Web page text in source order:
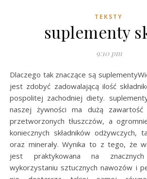
TEKSTY
suplementy
9:10 pm
Dlaczego tak znaczące są suplementyWielu osobom ciężko
jest zdobyć zadowalającą ilość
pospolitej zachodniej diety.
naszej żywności ma dużą zawartość
przetworzonych tłuszczów, a
koniecznych składników odżywczych,
oraz minerały. Wynika to z tego, że
jest praktykowana na
wykorzystaniu sztucznych nawozów i